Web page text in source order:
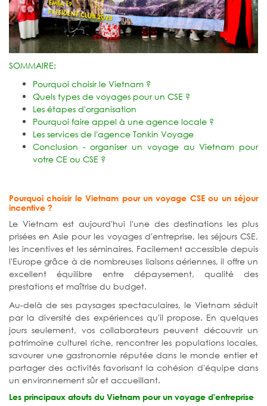
SOMMAIRE:
Pourquoi choisir le Vietnam ?
Quels types de voyages pour un CSE ?
Les étapes d'organisation
Pourquoi faire appel à une agence locale ?
Les services de l'agence Tonkin Voyage
Conclusion - organiser un voyage au Vietnam pour
votre CE ou CSE ?
Pourquoi choisir le Vietnam pour un voyage CSE ou un séjour
incentive ?
Le Vietnam est aujourd'hui l'une des destinations les plus
prisées en Asie pour les voyages d'entreprise, les séjours CSE,
les incentives et les séminaires. Facilement accessible depuis
l'Europe grâce à de nombreuses liaisons aériennes, il offre un
excellent équilibre entre dépaysement, qualité des
prestations et maîtrise du budget.
Au-delà de ses paysages spectaculaires, le Vietnam séduit
par la diversité des expériences qu'il propose. En quelques
jours seulement, vos collaborateurs peuvent découvrir un
patrimoine culturel riche, rencontrer les populations locales,
savourer une gastronomie réputée dans le monde entier et
partager des activités favorisant la cohésion d'équipe dans
un environnement sûr et accueillant.
Les principaux atouts du Vietnam pour un voyage d'entreprise